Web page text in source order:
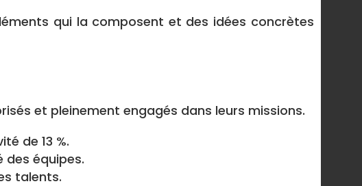
qui la composent et des idées concrètes
et pleinement engagés dans leurs missions.
de 13 %.
des équipes.
talents.